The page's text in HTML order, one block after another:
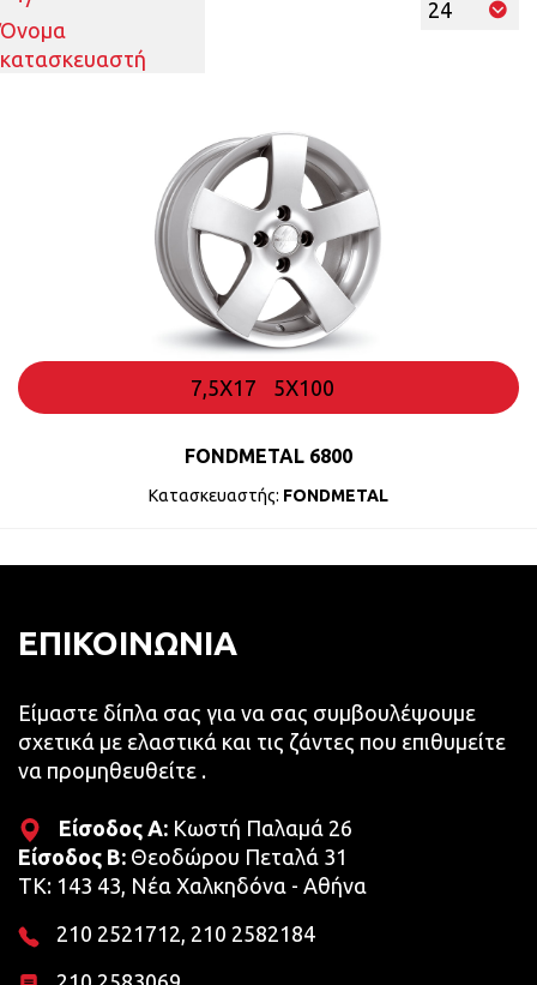
Όνομα
κατασκευαστή
7,5X17 5X100
FONDMETAL 6800
Κατασκευαστής: FONDMETAL
ΕΠΙΚΟΙΝΩΝΙΑ
Είμαστε δίπλα σας για να σας συμβουλέψουμε
σχετικά με ελαστικά και τις ζάντες που επιθυμείτε
να προμηθευθείτε .
Eίσοδος Α: Κωστή Παλαμά 26
Eίσοδος Β: Θεοδώρου Πεταλά 31
TK: 143 43, Νέα Χαλκηδόνα - Αθήνα
210 2521712, 210 2582184